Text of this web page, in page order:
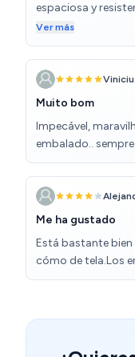
espaciosa y
olvidaba otro
enchufes y 2
Ver más
Muito bom
Impecável,
embalado..
Me ha gustado
Está bastante
cómo de tela.Los